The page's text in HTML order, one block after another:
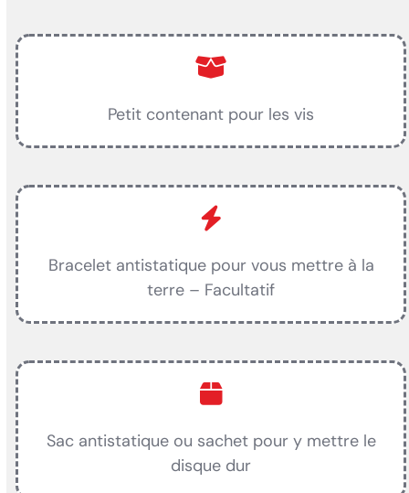
Petit contenant pour les vis
Bracelet antistatique pour vous mettre à la
terre – Facultatif
Sac antistatique ou sachet pour y mettre le
disque dur